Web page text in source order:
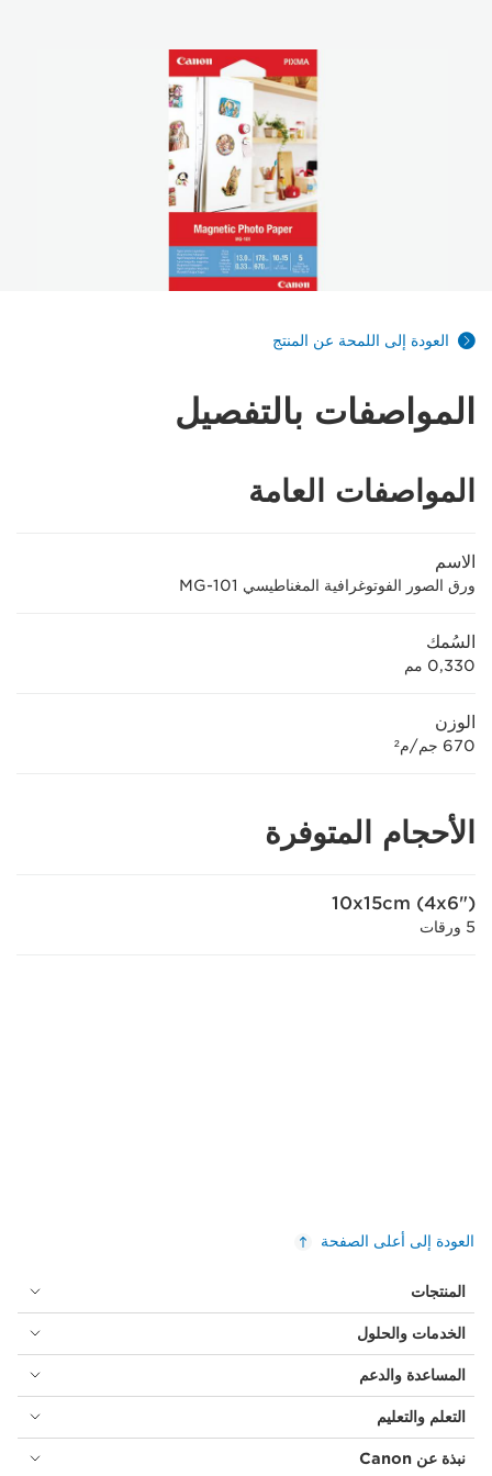
العودة إلى اللمحة عن المنتج
المواصفات بالتفصيل
المواصفات العامة
الاسم
ورق الصور الفوتوغرافية المغناطيسي MG-101
السُمك
0,330 مم
الوزن
670 جم/م²
الأحجام المتوفرة
10x15cm (4x6")
5 ورقات
العودة إلى أعلى الصفحة
المنتجات
الخدمات والحلول
المساعدة والدعم
التعلم والتعليم
نبذة عن Canon